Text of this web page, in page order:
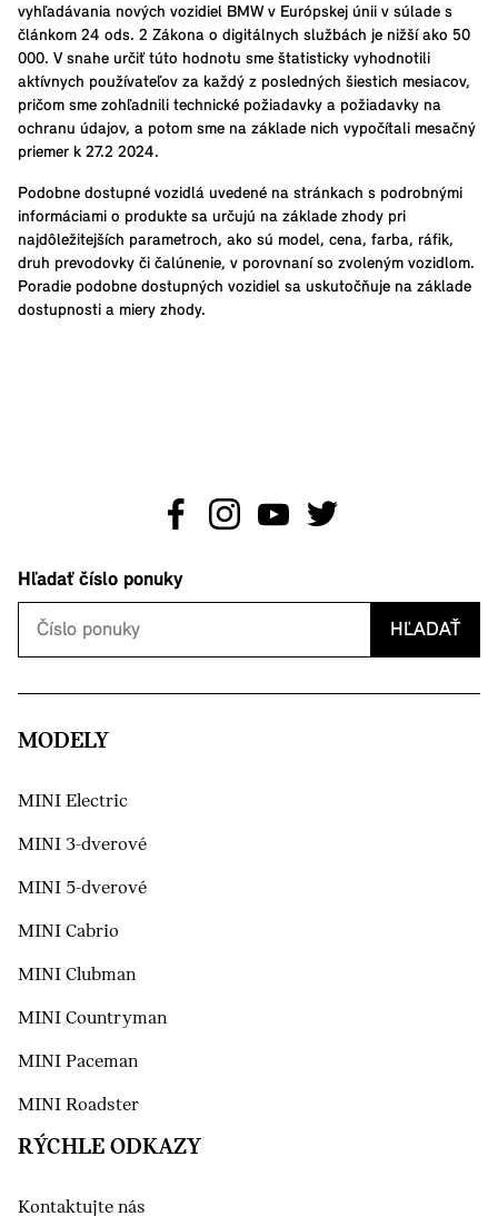
vyhľadávania nových vozidiel BMW v Európskej únii v súlade s
článkom 24 ods. 2 Zákona o digitálnych službách je nižší ako 50
000. V snahe určiť túto hodnotu sme štatisticky vyhodnotili
aktívnych používateľov za každý z posledných šiestich mesiacov,
pričom sme zohľadnili technické požiadavky a požiadavky na
ochranu údajov, a potom sme na základe nich vypočítali mesačný
priemer k 27.2 2024.
Podobne dostupné vozidlá uvedené na stránkach s podrobnými
informáciami o produkte sa určujú na základe zhody pri
najdôležitejších parametroch, ako sú model, cena, farba, ráfik,
druh prevodovky či čalúnenie, v porovnaní so zvoleným vozidlom.
Poradie podobne dostupných vozidiel sa uskutočňuje na základe
dostupnosti a miery zhody.
Hľadať číslo ponuky
HĽADAŤ
MODELY
MINI Electric
MINI 3-dverové
MINI 5-dverové
MINI Cabrio
MINI Clubman
MINI Countryman
MINI Paceman
MINI Roadster
RÝCHLE ODKAZY
Kontaktujte nás